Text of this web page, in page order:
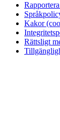
Kakor
Rättsligt